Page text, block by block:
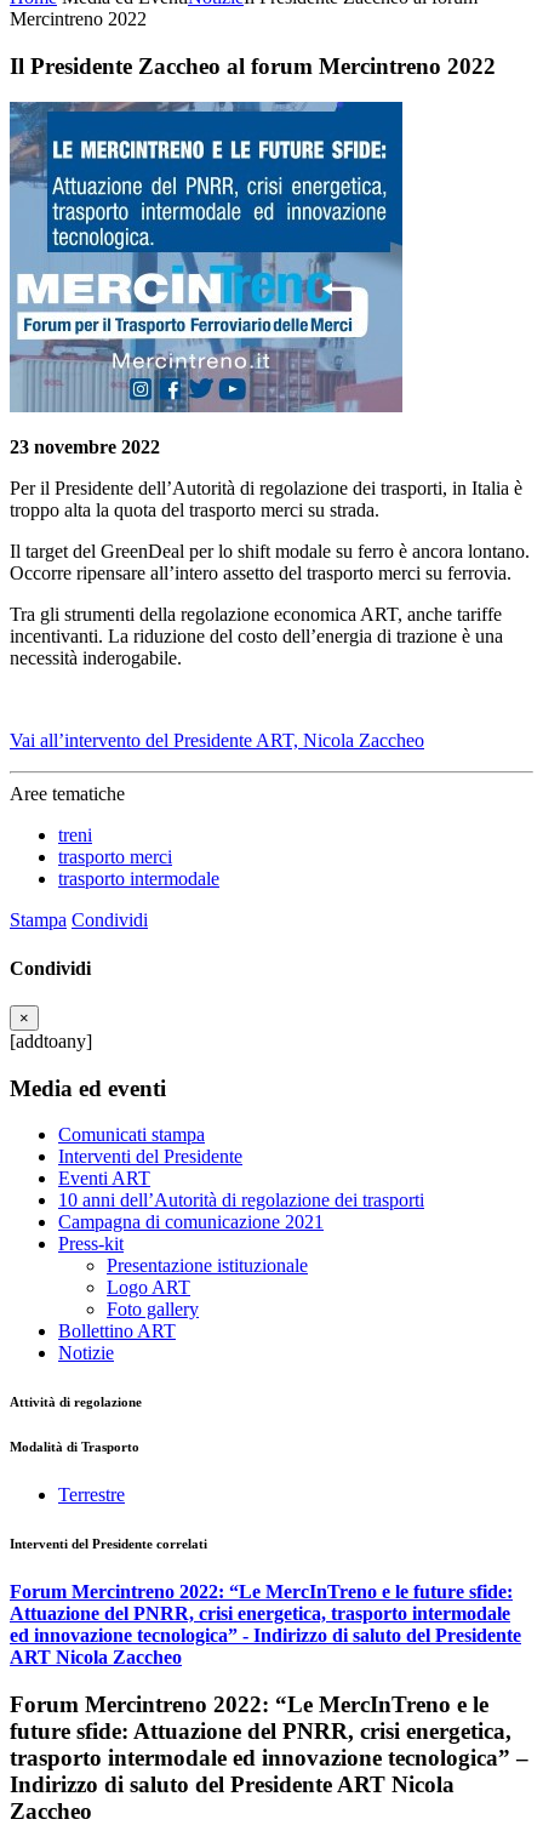
Mercintreno 2022
Il Presidente Zaccheo al forum Mercintreno 2022
23 novembre 2022
Per il Presidente dell’Autorità di regolazione dei trasporti, in Italia è
troppo alta la quota del trasporto merci su strada.
Il target del GreenDeal per lo shift modale su ferro è ancora lontano.
Occorre ripensare all’intero assetto del trasporto merci su ferrovia.
Tra gli strumenti della regolazione economica ART, anche tariffe
incentivanti. La riduzione del costo dell’energia di trazione è una
necessità inderogabile.
Vai all’intervento del Presidente ART, Nicola Zaccheo
Aree tematiche
treni
trasporto merci
trasporto intermodale
Stampa Condividi
Condividi
×
[addtoany]
Media ed eventi
Comunicati stampa
Interventi del Presidente
Eventi ART
10 anni dell’Autorità di regolazione dei trasporti
Campagna di comunicazione 2021
Press-kit
Presentazione istituzionale
Logo ART
Foto gallery
Bollettino ART
Notizie
Attività di regolazione
Modalità di Trasporto
Terrestre
Interventi del Presidente correlati
Forum Mercintreno 2022: “Le MercInTreno e le future sfide:
Attuazione del PNRR, crisi energetica, trasporto intermodale
ed innovazione tecnologica” - Indirizzo di saluto del Presidente
ART Nicola Zaccheo
Forum Mercintreno 2022: “Le MercInTreno e le
future sfide: Attuazione del PNRR, crisi energetica,
trasporto intermodale ed innovazione tecnologica” –
Indirizzo di saluto del Presidente ART Nicola
Zaccheo